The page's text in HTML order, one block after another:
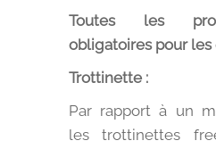
Toutes les
obligatoires pour
Trottinette :
Par rapport à un
les trottinettes